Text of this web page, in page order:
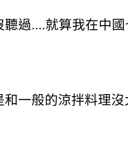
過....就算我在中
一般的涼拌料理